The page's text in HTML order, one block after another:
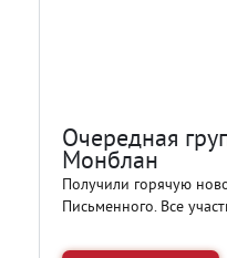
Очередная
Монблан
Получили горячую
Письменного. Все